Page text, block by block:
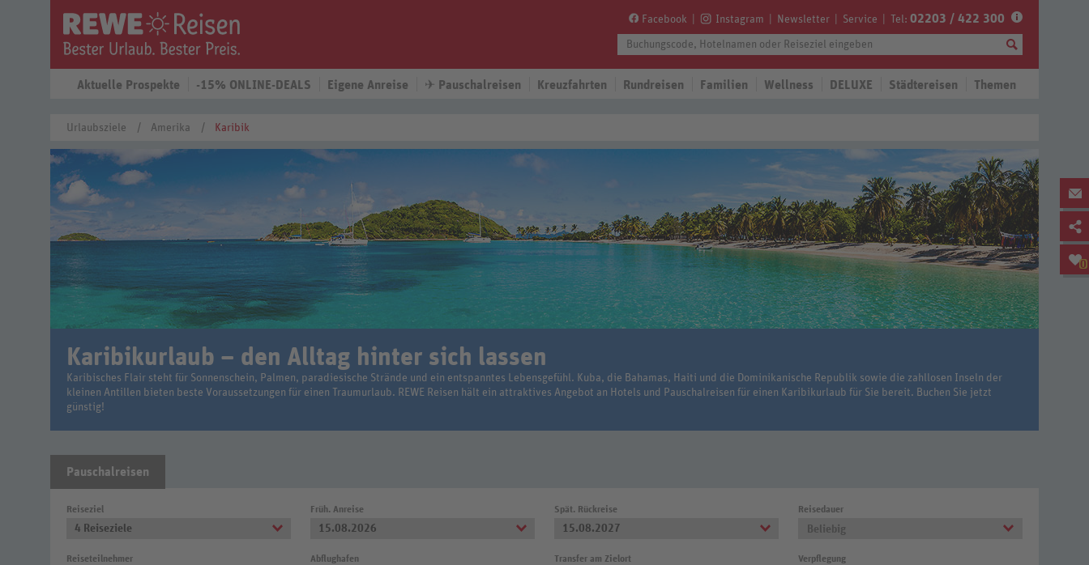
Facebook Instagram Newsletter Service Tel: 02203 / 422 300
Aktuelle Prospekte -15% ONLINE-DEALS Eigene Anreise ✈ Pauschalreisen Kreuzfahrten Rundreisen Familien Wellness DELUXE Städtereisen Themen
0
Urlaubsziele Amerika Karibik
Karibikurlaub – den Alltag hinter sich lassen
Karibisches Flair steht für Sonnenschein, Palmen, paradiesische Strände und ein entspanntes Lebensgefühl. Kuba, die Bahamas, Haiti und die Dominikanische Republik sowie die zahllosen Inseln der
kleinen Antillen bieten beste Voraussetzungen für einen Traumurlaub. REWE Reisen hält ein attraktives Angebot an Hotels und Pauschalreisen für einen Karibikurlaub für Sie bereit. Buchen Sie jetzt
günstig!
Pauschalreisen
Reiseziel
4 Reiseziele
Früh. Anreise
15.08.2026
Spät. Rückreise
15.08.2027
Reisedauer
Beliebig
Reiseteilnehmer Abflughafen Transfer am Zielort Verpflegung